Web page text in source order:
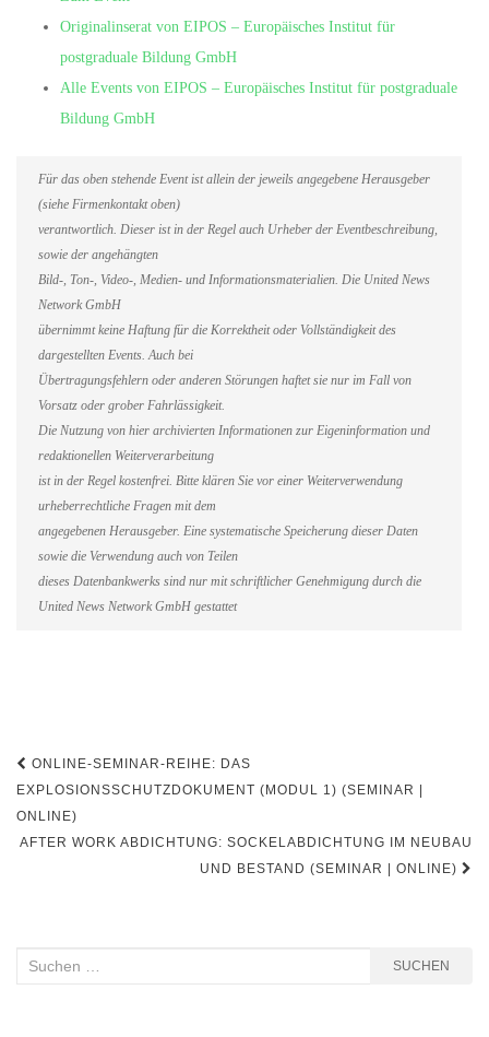
Originalinserat von EIPOS – Europäisches Institut für
postgraduale Bildung GmbH
Alle Events von EIPOS – Europäisches Institut für postgraduale
Bildung GmbH
Für das oben stehende Event ist allein der jeweils angegebene Herausgeber
(siehe Firmenkontakt oben)
verantwortlich. Dieser ist in der Regel auch Urheber der Eventbeschreibung,
sowie der angehängten
Bild-, Ton-, Video-, Medien- und Informationsmaterialien. Die United News
Network GmbH
übernimmt keine Haftung für die Korrektheit oder Vollständigkeit des
dargestellten Events. Auch bei
Übertragungsfehlern oder anderen Störungen haftet sie nur im Fall von
Vorsatz oder grober Fahrlässigkeit.
Die Nutzung von hier archivierten Informationen zur Eigeninformation und
redaktionellen Weiterverarbeitung
ist in der Regel kostenfrei. Bitte klären Sie vor einer Weiterverwendung
urheberrechtliche Fragen mit dem
angegebenen Herausgeber. Eine systematische Speicherung dieser Daten
sowie die Verwendung auch von Teilen
dieses Datenbankwerks sind nur mit schriftlicher Genehmigung durch die
United News Network GmbH gestattet
Beitragsnavigation
ONLINE-SEMINAR-REIHE: DAS
EXPLOSIONSSCHUTZDOKUMENT (MODUL 1) (SEMINAR |
ONLINE)
AFTER WORK ABDICHTUNG: SOCKELABDICHTUNG IM NEUBAU
UND BESTAND (SEMINAR | ONLINE)
Suchen
SUCHEN